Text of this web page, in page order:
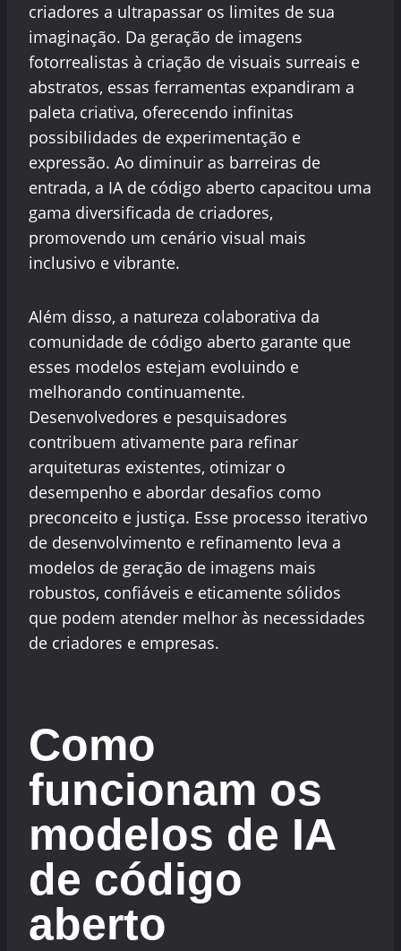
criadores a ultrapassar os limites de sua
imaginação. Da geração de imagens
fotorrealistas à criação de visuais surreais e
abstratos, essas ferramentas expandiram a
paleta criativa, oferecendo infinitas
possibilidades de experimentação e
expressão. Ao diminuir as barreiras de
entrada, a IA de código aberto capacitou uma
gama diversificada de criadores,
promovendo um cenário visual mais
inclusivo e vibrante.
Além disso, a natureza colaborativa da
comunidade de código aberto garante que
esses modelos estejam evoluindo e
melhorando continuamente.
Desenvolvedores e pesquisadores
contribuem ativamente para refinar
arquiteturas existentes, otimizar o
desempenho e abordar desafios como
preconceito e justiça. Esse processo iterativo
de desenvolvimento e refinamento leva a
modelos de geração de imagens mais
robustos, confiáveis e eticamente sólidos
que podem atender melhor às necessidades
de criadores e empresas.
Como
funcionam os
modelos de IA
de código
aberto